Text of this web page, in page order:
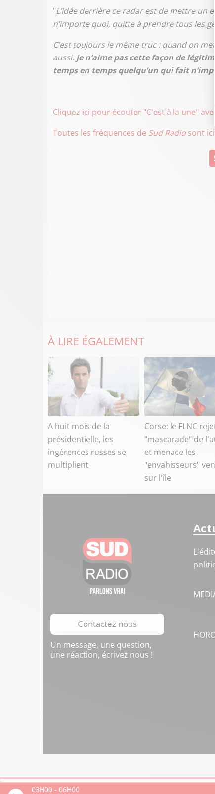
"L’idée derrière ce radar est de mettre un
n’importe quoi, quitte à prendre tous les
C’est toujours le même truc : quand on
aussi. Je n’aime pas cette façon de
temps en temps quelqu’un qui fait
Cliquez ici pour écouter "C'est à la une"
Toutes les fréquences de Sud Radio sont
À LIRE ÉGALEMENT
A huit mois de la
présidentielle, les
ingérences russes se
multiplient
Corse: le FLNC
"mascarade" de
et menace les
"envahisseurs"
sur l'île
Contactez nous
Un message, une question,
une réaction, écrivez nous !
03H00 - 06H00